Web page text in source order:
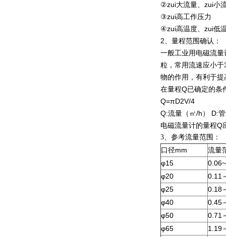
②zui大流量、zui小
③zui高工作压力
④zui高温度、zui低
2、量程范围确认：
一般工业用电磁流
粒，常用流速应小
物的作用，有利于
在量程Q已确定的条
Q=πD2V/4
Q:流量（㎡/h） D:
电磁流量计的量程Q
3、参考流量范围：
口径mm 流量
φ15
φ20
0.11
φ25 0.18
φ40 0.45
φ50 0.71
φ65 1.19